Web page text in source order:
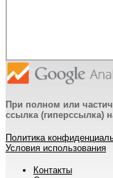
При полном или
ссылка (гиперссылка)
Политика
Условия использования
Контакты